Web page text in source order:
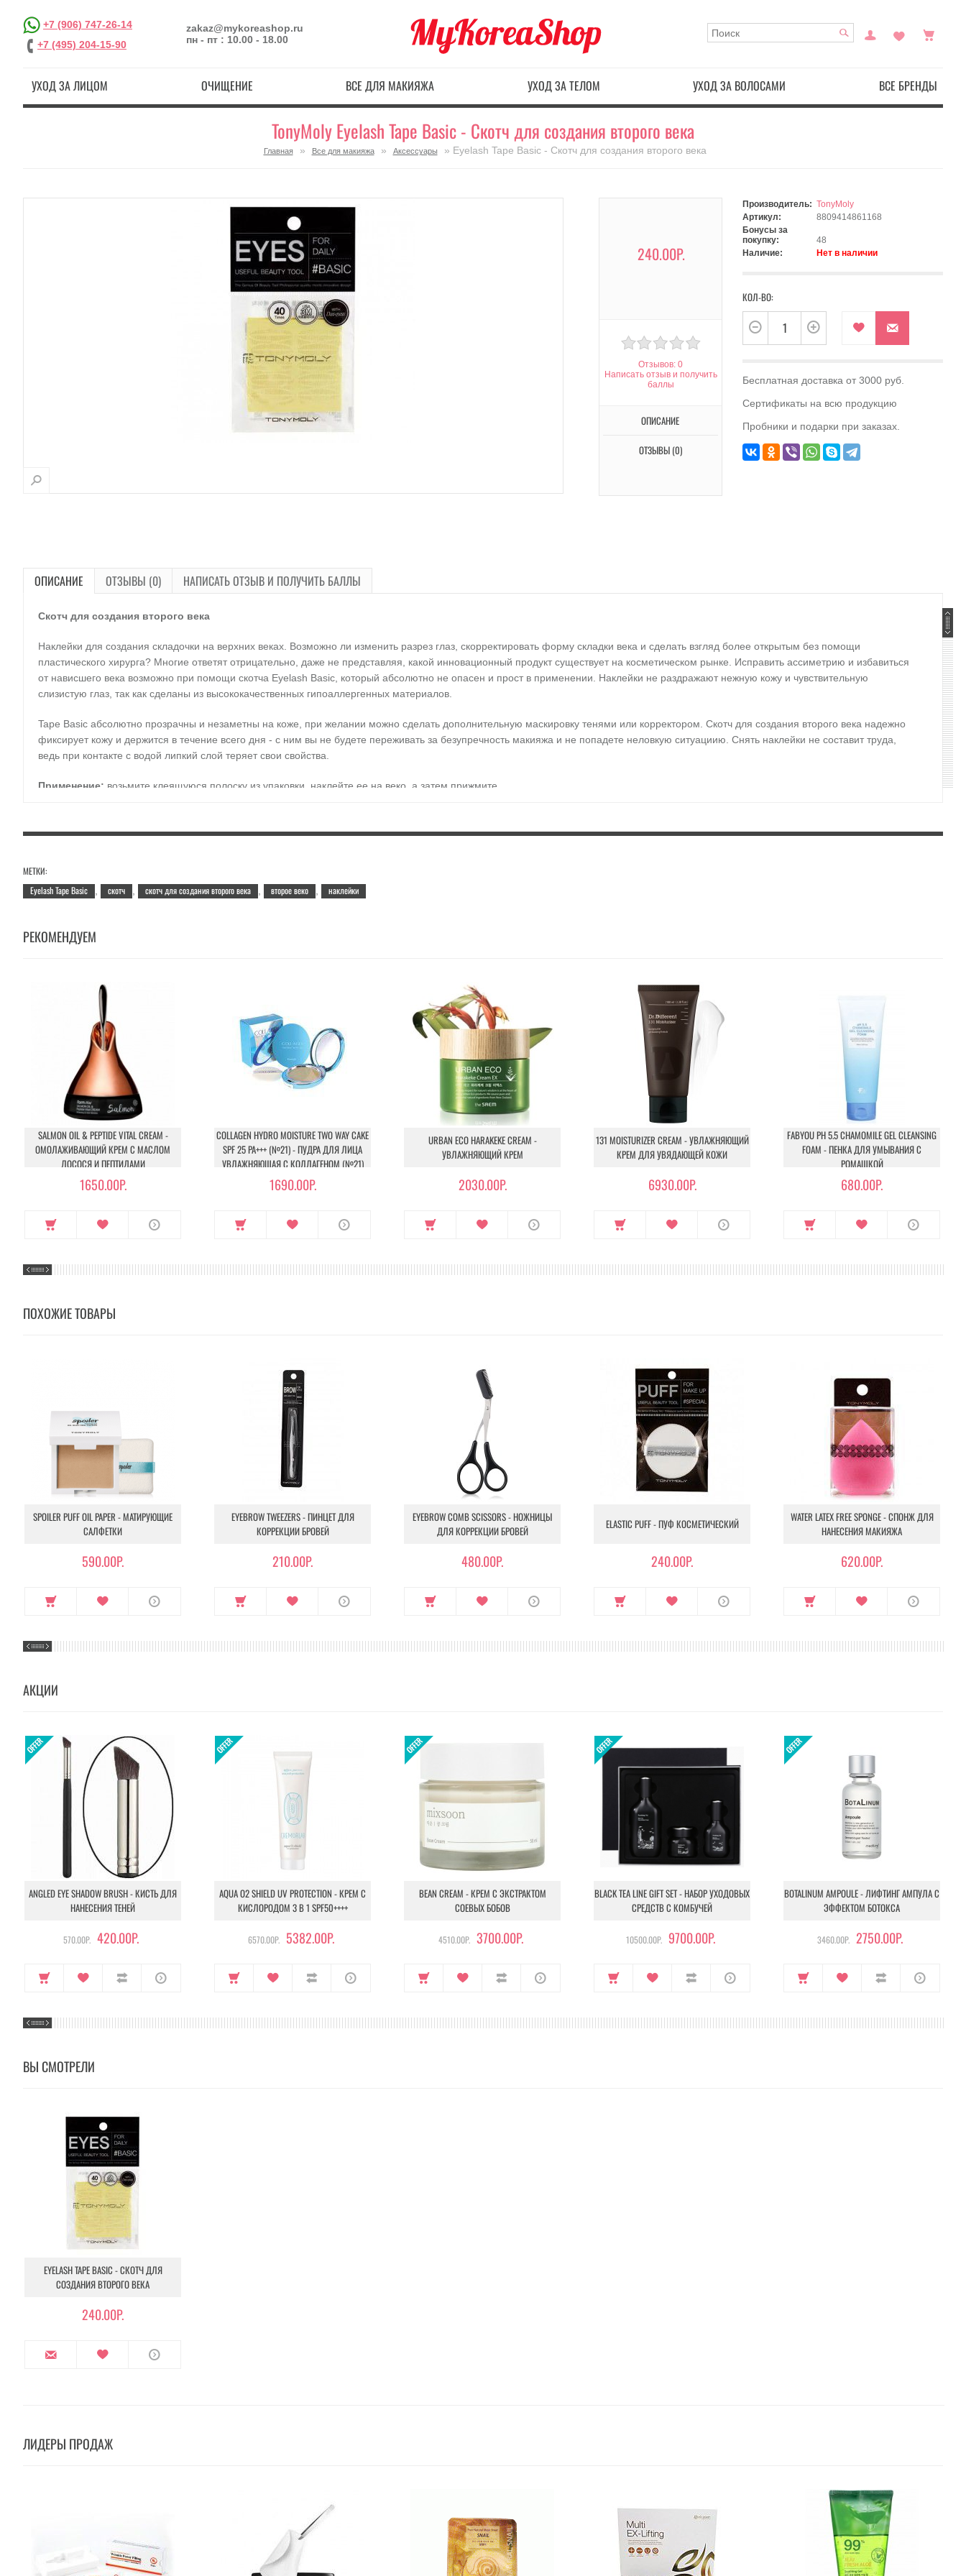
+7 (906) 747-26-14
+7 (495) 204-15-90
zakaz@mykoreashop.ru
пн - пт : 10.00 - 18.00
УХОД ЗА ЛИЦОМ ОЧИЩЕНИЕ ВСЕ ДЛЯ МАКИЯЖА УХОД ЗА ТЕЛОМ УХОД ЗА ВОЛОСАМИ ВСЕ БРЕНДЫ
TonyMoly Eyelash Tape Basic - Скотч для создания второго века
Главная » Все для макияжа » Аксессуары » Eyelash Tape Basic - Скотч для создания второго века
240.00Р.
Отзывов: 0
Написать отзыв и получить
баллы
ОПИСАНИЕ
ОТЗЫВЫ (0)
Производитель: TonyMoly
Артикул:
8809414861168
Бонусы за
покупку:
48
Наличие:
Нет в наличии
КОЛ-ВО:
Бесплатная доставка от 3000 руб.
Сертификаты на всю продукцию
Пробники и подарки при заказах.
ОПИСАНИЕ ОТЗЫВЫ (0) НАПИСАТЬ ОТЗЫВ И ПОЛУЧИТЬ БАЛЛЫ
Скотч для создания второго века
Наклейки для создания складочки на верхних веках. Возможно ли изменить разрез глаз, скорректировать форму складки века и сделать взгляд более открытым без помощи
пластического хирурга? Многие ответят отрицательно, даже не представляя, какой инновационный продукт существует на косметическом рынке. Исправить ассиметрию и избавиться
от нависшего века возможно при помощи скотча Eyelash Basic, который абсолютно не опасен и прост в применении. Наклейки не раздражают нежную кожу и чувствительную
слизистую глаз, так как сделаны из высококачественных гипоаллергенных материалов.
Tape Basic абсолютно прозрачны и незаметны на коже, при желании можно сделать дополнительную маскировку тенями или корректором. Скотч для создания второго века надежно
фиксирует кожу и держится в течение всего дня - с ним вы не будете переживать за безупречность макияжа и не попадете неловкую ситуациию. Снять наклейки не составит труда,
ведь при контакте с водой липкий слой теряет свои свойства.
Применение: возьмите клеящуюся полоску из упаковки, наклейте ее на веко, а затем прижмите.
МЕТКИ:
Eyelash Tape Basic
скотч скотч для создания второго века второе веко наклейки
РЕКОМЕНДУЕМ
SALMON OIL & PEPTIDE VITAL CREAM -
ОМОЛАЖИВАЮЩИЙ КРЕМ С МАСЛОМ
ЛОСОСЯ И ПЕПТИДАМИ
1650.00Р.
COLLAGEN HYDRO MOISTURE TWO WAY CAKE
SPF 25 PA+++ (№21) - ПУДРА ДЛЯ ЛИЦА
УВЛАЖНЯЮЩАЯ С КОЛЛАГЕНОМ (№21)
1690.00Р.
URBAN ECO HARAKEKE CREAM -
УВЛАЖНЯЮЩИЙ КРЕМ
2030.00Р.
131 MOISTURIZER CREAM - УВЛАЖНЯЮЩИЙ
КРЕМ ДЛЯ УВЯДАЮЩЕЙ КОЖИ
6930.00Р.
FABYOU PH 5.5 CHAMOMILE GEL CLEANSING
FOAM - ПЕНКА ДЛЯ УМЫВАНИЯ С
РОМАШКОЙ
680.00Р.
ПОХОЖИЕ ТОВАРЫ
SPOILER PUFF OIL PAPER - МАТИРУЮЩИЕ
САЛФЕТКИ
590.00Р.
EYEBROW TWEEZERS - ПИНЦЕТ ДЛЯ
КОРРЕКЦИИ БРОВЕЙ
210.00Р.
EYEBROW COMB SCISSORS - НОЖНИЦЫ
ДЛЯ КОРРЕКЦИИ БРОВЕЙ
480.00Р.
ELASTIC PUFF - ПУФ КОСМЕТИЧЕСКИЙ
240.00Р.
WATER LATEX FREE SPONGE - СПОНЖ ДЛЯ
НАНЕСЕНИЯ МАКИЯЖА
620.00Р.
АКЦИИ
ANGLED EYE SHADOW BRUSH - КИСТЬ ДЛЯ
НАНЕСЕНИЯ ТЕНЕЙ
570.00Р. 420.00Р.
AQUA O2 SHIELD UV PROTECTION - КРЕМ С
КИСЛОРОДОМ 3 В 1 SPF50++++
6570.00Р. 5382.00Р.
BEAN CREAM - КРЕМ С ЭКСТРАКТОМ
СОЕВЫХ БОБОВ
4510.00Р. 3700.00Р.
BLACK TEA LINE GIFT SET - НАБОР УХОДОВЫХ
СРЕДСТВ С КОМБУЧЕЙ
10500.00Р. 9700.00Р.
BOTALINUM AMPOULE - ЛИФТИНГ АМПУЛА С
ЭФФЕКТОМ БОТОКСА
3460.00Р. 2750.00Р.
ВЫ СМОТРЕЛИ
EYELASH TAPE BASIC - СКОТЧ ДЛЯ
СОЗДАНИЯ ВТОРОГО ВЕКА
240.00Р.
ЛИДЕРЫ ПРОДАЖ